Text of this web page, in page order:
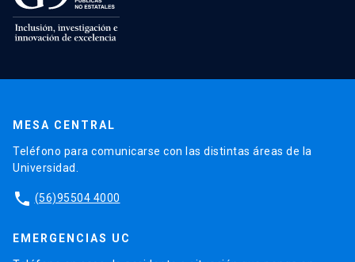
MESA CENTRAL
Teléfono para comunicarse con las distintas áreas de la
Universidad.
phone (56)95504 4000
EMERGENCIAS UC